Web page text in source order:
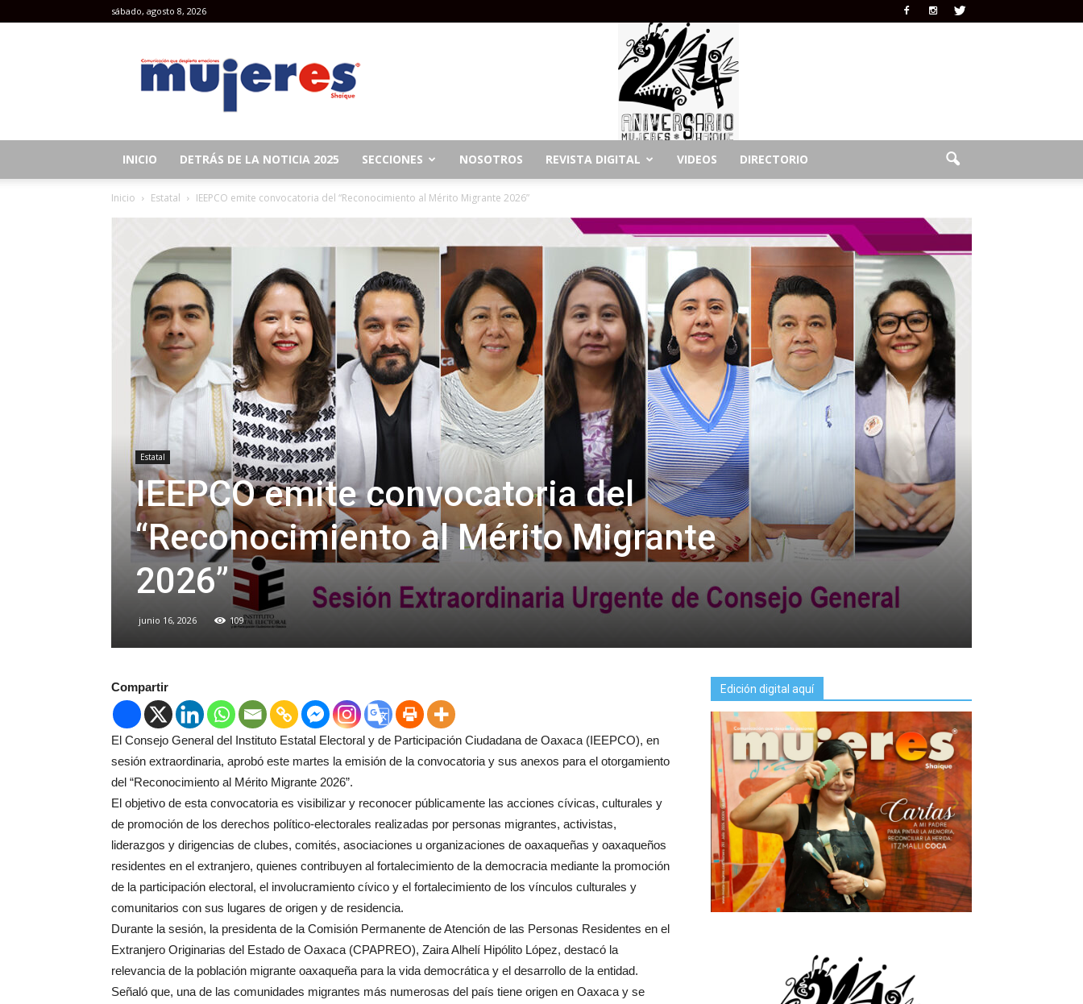
sábado, agosto 8, 2026
Mujeres
INICIO DETRÁS DE LA NOTICIA 2025 SECCIONES NOSOTROS REVISTA DIGITAL VIDEOS DIRECTORIO
Inicio Estatal IEEPCO emite convocatoria del “Reconocimiento al Mérito Migrante 2026”
Estatal
IEEPCO emite convocatoria del
“Reconocimiento al Mérito Migrante
2026”
junio 16, 2026 109
Compartir
El Consejo General del Instituto Estatal Electoral y de Participación Ciudadana de Oaxaca (IEEPCO), en
sesión extraordinaria, aprobó este martes la emisión de la convocatoria y sus anexos para el otorgamiento
del “Reconocimiento al Mérito Migrante 2026”.
El objetivo de esta convocatoria es visibilizar y reconocer públicamente las acciones cívicas, culturales y
de promoción de los derechos político-electorales realizadas por personas migrantes, activistas,
liderazgos y dirigencias de clubes, comités, asociaciones u organizaciones de oaxaqueñas y oaxaqueños
residentes en el extranjero, quienes contribuyen al fortalecimiento de la democracia mediante la promoción
de la participación electoral, el involucramiento cívico y el fortalecimiento de los vínculos culturales y
comunitarios con sus lugares de origen y de residencia.
Durante la sesión, la presidenta de la Comisión Permanente de Atención de las Personas Residentes en el
Extranjero Originarias del Estado de Oaxaca (CPAPREO), Zaira Alhelí Hipólito López, destacó la
relevancia de la población migrante oaxaqueña para la vida democrática y el desarrollo de la entidad.
Señaló que, una de las comunidades migrantes más numerosas del país tiene origen en Oaxaca y se
Edición digital aquí